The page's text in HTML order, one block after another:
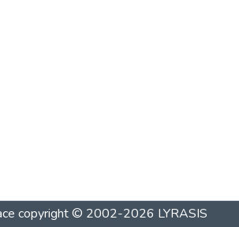
copyright © 2002-2026 LYRASIS